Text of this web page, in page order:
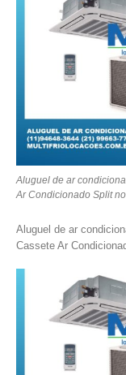
Aluguel de ar
Ar Condicionado Split
Aluguel de ar
Cassete Ar